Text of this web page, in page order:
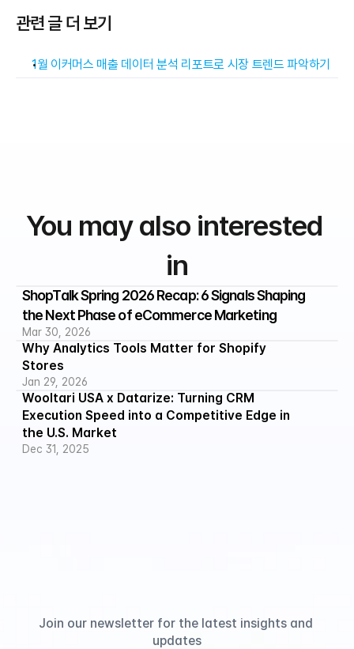
관련 글 더 보기
1월 이커머스 매출 데이터 분석 리포트로 시장 트렌드 파악하기
You may also interested
in
ShopTalk Spring 2026 Recap: 6 Signals Shaping
the Next Phase of eCommerce Marketing
Mar 30, 2026
Why Analytics Tools Matter for Shopify
Stores
Jan 29, 2026
Wooltari USA x Datarize: Turning CRM
Execution Speed into a Competitive Edge in
the U.S. Market
Dec 31, 2025
Join our newsletter for the latest insights and
updates